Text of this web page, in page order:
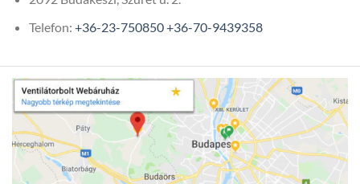
Telefon: +36-23-750850+36-70-9439358